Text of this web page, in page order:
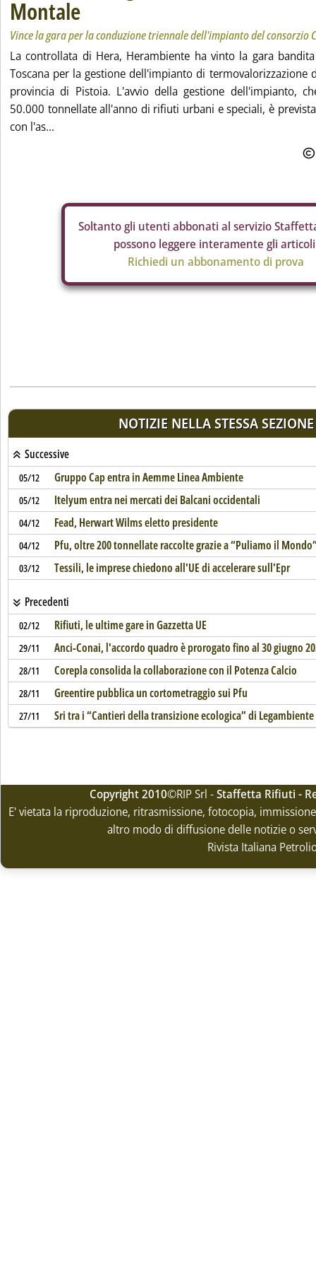
Montale
Vince la gara per la conduzione triennale dell'impianto del consorzio
La controllata di Hera, Herambiente ha vinto la gara
Toscana per la gestione dell'impianto di
provincia di Pistoia. L'avvio della gestione dell'impianto,
50.000 tonnellate all'anno di rifiuti urbani e speciali, è
con l'as...
Soltanto gli utenti abbonati al servizio
possono leggere interamente gli
Richiedi un abbonamento di prova
NOTIZIE NELLA STESSA SEZIONE
Successive
05/12 Gruppo Cap entra in Aemme Linea Ambiente
05/12 Itelyum entra nei mercati dei Balcani occidentali
04/12 Fead, Herwart Wilms eletto presidente
04/12 Pfu, oltre 200 tonnellate raccolte grazie a “Puliamo il
03/12 Tessili, le imprese chiedono all'UE di accelerare sull'Epr
Precedenti
02/12 Rifiuti, le ultime gare in Gazzetta UE
29/11 Anci-Conai, l'accordo quadro è prorogato fino al 30 giugno
28/11 Corepla consolida la collaborazione con il Potenza Calcio
28/11 Greentire pubblica un cortometraggio sui Pfu
27/11 Sri tra i “Cantieri della transizione ecologica” di Legambiente
Copyright 2010©RIP Srl -Staffetta Rifiuti -
E' vietata la riproduzione, ritrasmissione, fotocopia,
altro modo di diffusione delle notizie o
Rivista Italiana